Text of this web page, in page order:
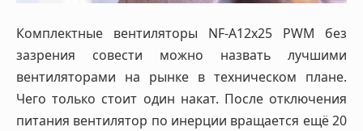
Комплектные вентиляторы NF-A12x25 PWM без
зазрения совести можно назвать лучшими
вентиляторами на рынке в техническом плане.
Чего только стоит один накат. После отключения
питания вентилятор по инерции вращается ещё 20